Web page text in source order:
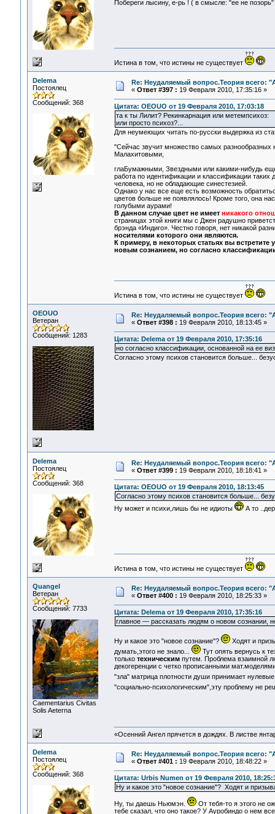
Побереги лысину, е-рь ! ( в смысле: "ее не
Истина в том, что истины не существует
Delema
Постоялец
Сообщений: 368
Re: Неудаляемый вопрос.Теория всего:
« Ответ #397 : 19 Февраля 2010, 17:35:16 »
Цитата: OEOUO от 19 Февраля 2010, 17:03:18
та к ты Лилит? Рекинкарнация или метемпсихоз:
или просто психоз?...
Для неумеющих читать по-русски выдержка из
"Сейчас звучит множество самых
Малахитовыми,
глаБумажными, Звездными или какими-нибудь
работа по идентификации и классификации таких
человека, но не обладающие синестезией.
Однако у нас все еще есть возможность
цветов больше не появлялось! Кроме того, она
голубыми аурами!
В данном случае цвет не имеет никакого
страницах этой книги мы с Джен радушно
брэнда «Индиго». Честно говоря, нет никакой
носителями которого они являются.
К примеру, в некоторых статьях вы
новым сознанием, но согласно
Истина в том, что истины не существует
OEOUO
Ветеран
Сообщений: 1283
Re: Неудаляемый вопрос.Теория всего:
« Ответ #398 : 19 Февраля 2010, 18:13:45 »
Цитата: Delema от 19 Февраля 2010, 17:35:16
но согласно классификации, основанной на ее
Согласно этому психов становится больше...
Delema
Постоялец
Сообщений: 368
Re: Неудаляемый вопрос.Теория всего:
« Ответ #399 : 19 Февраля 2010, 18:18:41 »
Цитата: OEOUO от 19 Февраля 2010, 18:13:45
Согласно этому психов становится больше...
Ну может и психи,лишь бы не идиоты
А то
Истина в том, что истины не существует
Quangel
Ветеран
Сообщений: 7733
Сaementarius Civitas
Solis Aeterna
Re: Неудаляемый вопрос.Теория всего:
« Ответ #400 : 19 Февраля 2010, 18:25:33 »
Цитата: Delema от 19 Февраля 2010, 17:35:16
главное — рассказать людям о новом сознании,
Ну и какое это "новое сознание"?
Ходят и
думать,этого не знало...
Тут опять вернусь к
только техническимпутем. Проблема взаимной
декогеренции с четко прописанными
"зла" матрица плотности души принимает
"социально-психологическим",эту проблему не
«Осенний Ангел прячется в дождях. В листве
Delema
Постоялец
Сообщений: 368
Re: Неудаляемый вопрос.Теория всего:
« Ответ #401 : 19 Февраля 2010, 18:48:22 »
Цитата: Urbis Numen от 19 Февраля 2010,
Ну и какое это "новое сознание"? Ходят и
Ну, ты даешь Ньюмэн.
От тебя-то я этого не
тебе сказал, что оно такое? У Ауробиндо о нем